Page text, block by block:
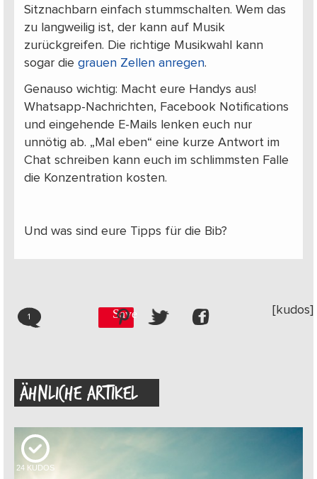
Sitznachbarn einfach stummschalten. Wem das
zu langweilig ist, der kann auf Musik
zurückgreifen. Die richtige Musikwahl kann
sogar die grauen Zellen anregen.
Genauso wichtig: Macht eure Handys aus!
Whatsapp-Nachrichten, Facebook Notifications
und eingehende E-Mails lenken euch nur
unnötig ab. „Mal eben“ eine kurze Antwort im
Chat schreiben kann euch im schlimmsten Falle
die Konzentration kosten.
Und was sind eure Tipps für die Bib?
1 Save [kudos]
ÄHNLICHE ARTIKEL
24 KUDOS